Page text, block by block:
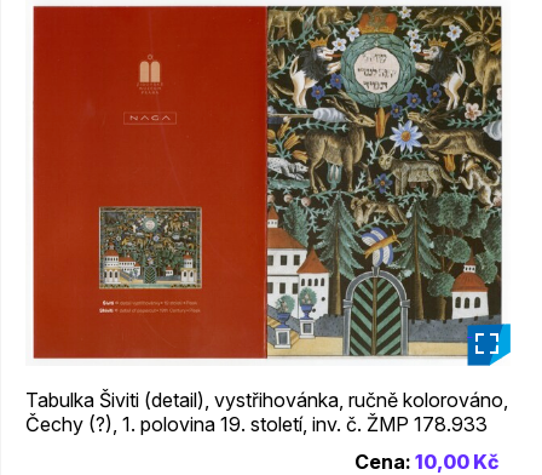
Tabulka Šiviti (detail), vystřihovánka, ručně kolorováno,
Čechy (?), 1. polovina 19. století, inv. č. ŽMP 178.933
Cena: 10,00 Kč